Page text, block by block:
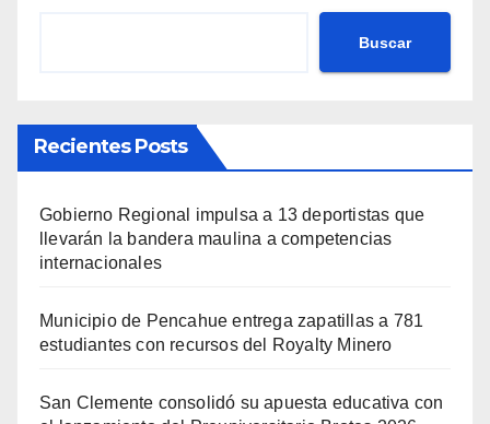
Buscar
Recientes Posts
Gobierno Regional impulsa a 13 deportistas que
llevarán la bandera maulina a competencias
internacionales
Municipio de Pencahue entrega zapatillas a 781
estudiantes con recursos del Royalty Minero
San Clemente consolidó su apuesta educativa con